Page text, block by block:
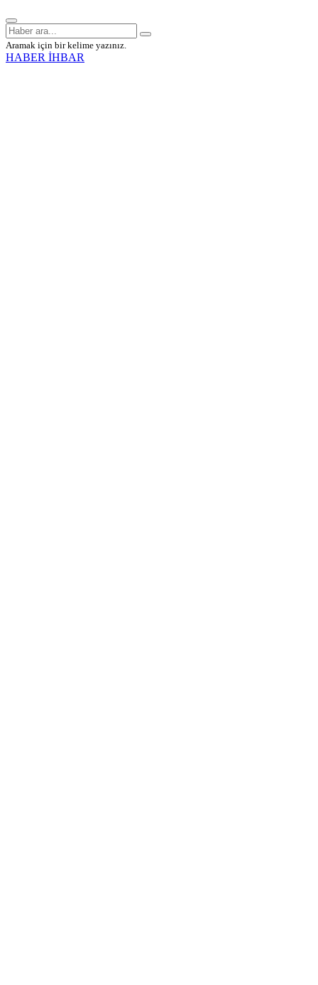
Aramak için bir kelime yazınız.
HABER İHBAR